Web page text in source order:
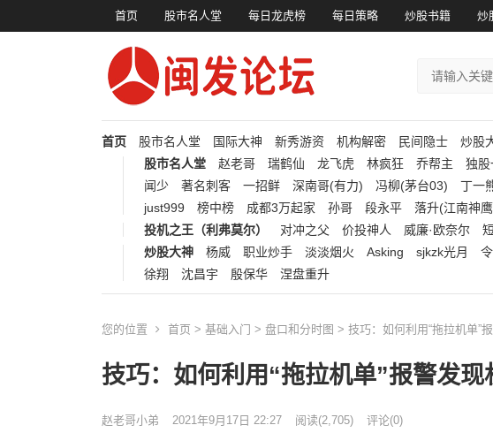
首页 股市名人堂 每日龙虎榜 每日策略 炒股书籍 炒
首页 股市名人堂 国际大神 新秀游资 机构解密 民间隐士 炒股
股市名人堂
赵老哥 瑞鹤仙 龙飞虎 林疯狂 乔帮主 独股
闻少
著名刺客 一招鲜 深南哥(有力) 冯柳(茅台03) 丁一
just999
榜中榜 成都3万起家 孙哥 段永平 落升(江南神
投机之王（利弗莫尔）
对冲之父 价投神人 威廉·欧奈尔
炒股大神
杨威 职业炒手 淡淡烟火 Asking sjkzk光月
徐翔
沈昌宇 殷保华 涅盘重升
您的位置 首页 > 基础入门 > 盘口和分时图 > 技巧：如何利用“拖拉机单”
技巧：如何利用“拖拉机单”报警发现
赵老哥小弟 2021年9月17日 22:27 阅读(2,705) 评论(0)